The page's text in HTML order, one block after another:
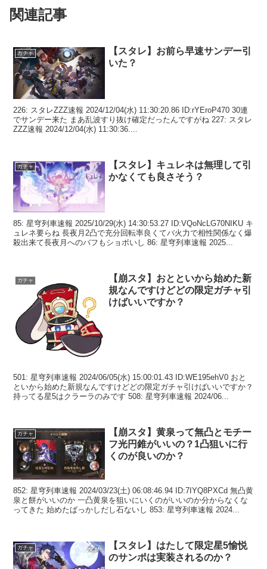
関連記事
ガチャ
【スタレ】お前ら早速サンデー引
いた？
226: スタレZZZ速報 2024/12/04(水) 11:30:20.86 ID:rYEroP470 30連
でサンデー来た まあ乱波すり抜け確定だったんですがね 227: スタレ
ZZZ速報 2024/12/04(水) 11:30:36....
ガチャ
【スタレ】キュレネは無理して引
かなくても良さそう？
85: 星穹列車速報 2025/10/29(水) 14:30:53.27 ID:VQoNcLG70NIKU キ
ュレネ要らね 長夜月2凸で充分回転率良くてバ火力で相性関係なく爆
殺出来て長夜月へのバフもショボいし 86: 星穹列車速報 2025...
ガチャ
【崩スタ】おとといから始めた新
規なんですけどどの限定ガチャ引
けばいいですか？
501: 星穹列車速報 2024/06/05(水) 15:00:01.43 ID:WE195ehV0 おと
といから始めた新規なんですけどどの限定ガチャ引けばいいですか？
持ってる星5はクラーラのみです 508: 星穹列車速報 2024/06...
ガチャ
【崩スタ】黄泉って無凸とモチー
フ光円錐がいいの？1凸狙いに行
くのが良いのか？
852: 星穹列車速報 2024/03/23(土) 06:08:46.94 ID:7IYQ8PXCd 無凸黄
泉と餅がいいのか 一凸黄泉を狙いにいくのがいいのか分からなくな
ってきた 始めたばっかしだし石ないし 853: 星穹列車速報 2024...
ガチャ
【スタレ】はたして限定星5愉悦
のサンポは実装されるのか？